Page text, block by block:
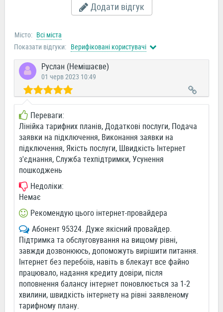
Додати відгук
Місто: Всі міста
Показати відгуки: Верифіковані користувачі
Руслан (Немішаєве)
01 черв 2023 10:49
Переваги:
Лінійка тарифних планів, Додаткові послуги, Подача
заявки на підключення, Виконання заявки на
підключення, Якість послуги, Швидкість Інтернет
з'єднання, Служба техпідтримки, Усунення
пошкоджень
Недоліки:
Немає
Рекомендую цього інтернет-провайдера
Абонент 95324. Дуже якісний провайдер.
Підтримка та обслуговування на вищому рівні,
завжди дозвонююсь, допоможуть вирішити питання.
Інтернет без перебоїв, навіть в блекаут все файно
працювало, надання кредиту довіри, після
поповнення балансу інтернет поновлюється за 1-2
хвилини, швидкість інтернету на рівні заявленому
тарифному плану.